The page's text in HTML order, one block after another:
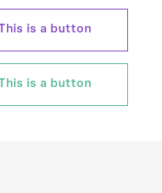
This is a button
This is a button